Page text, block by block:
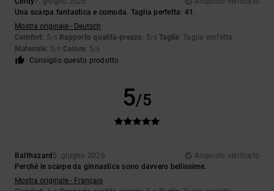
Una scarpa fantastica e comoda. Taglia perfetta: 41.
Mostra originale - Deutsch
Comfort: 5/5 Rapporto qualità-prezzo : 5/5 Taglia: Taglia perfetta
Materiale: 5/5 Colore: 5/5
Consiglio questo prodotto
5/5
Balthazard 5. giugno 2026
Acquisto verificato
Perché le scarpe da ginnastica sono davvero bellissime.
Mostra originale - Français